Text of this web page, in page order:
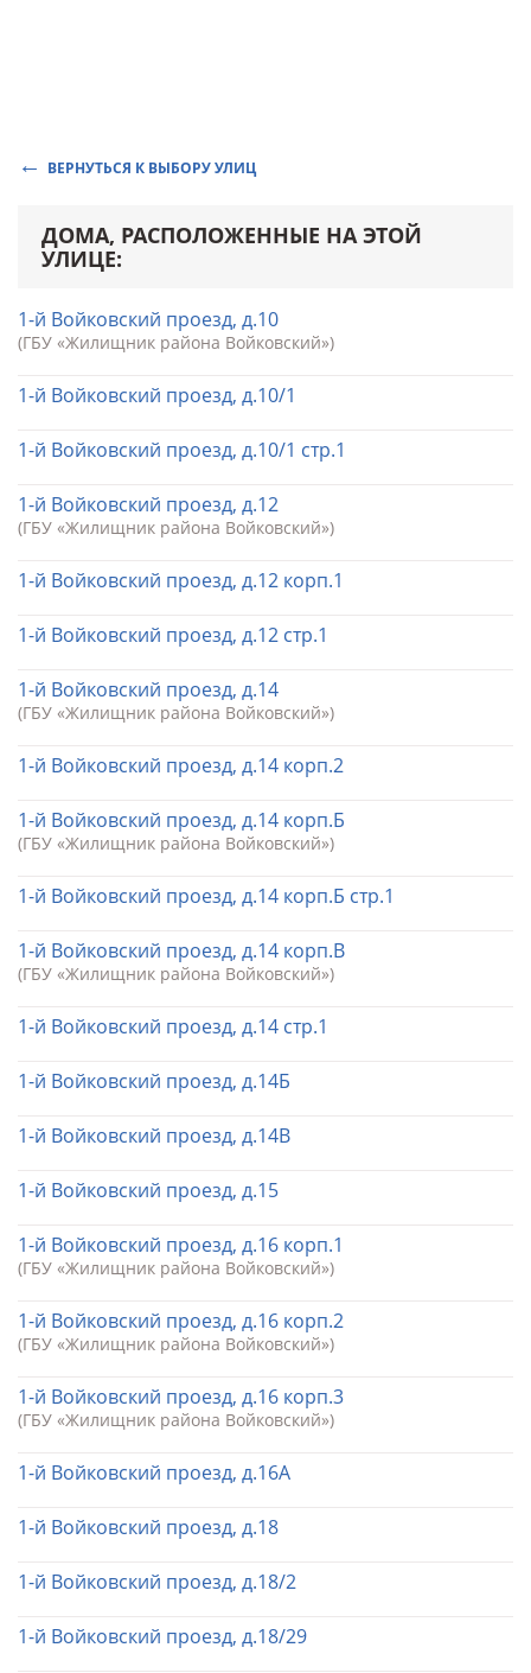
ВЕРНУТЬСЯ К ВЫБОРУ УЛИЦ
ДОМА, РАСПОЛОЖЕННЫЕ НА ЭТОЙ
УЛИЦЕ:
1-й Войковский проезд, д.10
(ГБУ «Жилищник района Войковский»)
1-й Войковский проезд, д.10/1
1-й Войковский проезд, д.10/1 стр.1
1-й Войковский проезд, д.12
(ГБУ «Жилищник района Войковский»)
1-й Войковский проезд, д.12 корп.1
1-й Войковский проезд, д.12 стр.1
1-й Войковский проезд, д.14
(ГБУ «Жилищник района Войковский»)
1-й Войковский проезд, д.14 корп.2
1-й Войковский проезд, д.14 корп.Б
(ГБУ «Жилищник района Войковский»)
1-й Войковский проезд, д.14 корп.Б стр.1
1-й Войковский проезд, д.14 корп.В
(ГБУ «Жилищник района Войковский»)
1-й Войковский проезд, д.14 стр.1
1-й Войковский проезд, д.14Б
1-й Войковский проезд, д.14В
1-й Войковский проезд, д.15
1-й Войковский проезд, д.16 корп.1
(ГБУ «Жилищник района Войковский»)
1-й Войковский проезд, д.16 корп.2
(ГБУ «Жилищник района Войковский»)
1-й Войковский проезд, д.16 корп.3
(ГБУ «Жилищник района Войковский»)
1-й Войковский проезд, д.16А
1-й Войковский проезд, д.18
1-й Войковский проезд, д.18/2
1-й Войковский проезд, д.18/29